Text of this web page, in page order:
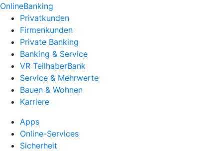
OnlineBanking
Privatkunden
Firmenkunden
Private Banking
Banking & Service
VR TeilhaberBank
Service & Mehrwerte
Bauen & Wohnen
Karriere
Apps
Online-Services
Sicherheit